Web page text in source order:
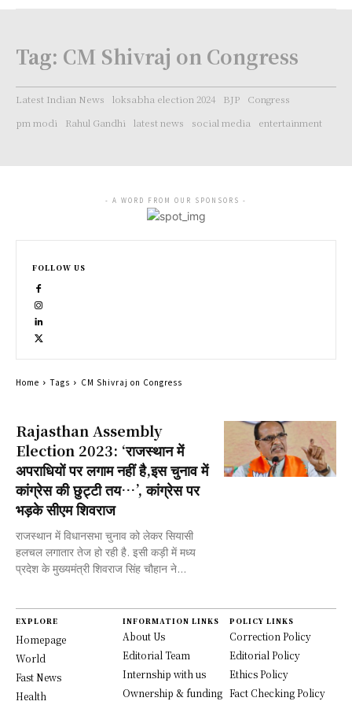
Tag: CM Shivraj on Congress
Latest Indian News loksabha election 2024 BJP
Congress
pm modi
Rahul Gandhi latest news social media entertainment
Rajasthan Assembly
Election 2023: ‘राजस्थान में
अपराधियों पर लगाम नहीं है,इस चुनाव में
कांग्रेस की छुट्टी तय…’, कांग्रेस पर
भड़के सीएम शिवराज
राजस्थान में विधानसभा चुनाव को लेकर सियासी
हलचल लगातार तेज हो रही है. इसी कड़ी में मध्य
प्रदेश के मुख्यमंत्री शिवराज सिंह चौहान ने...
- A WORD FROM OUR SPONSORS -
FOLLOW US
Home Tags CM Shivraj on Congress
EXPLORE
Homepage
World
Fast News
Health
INFORMATION LINKS
About Us
Editorial Team
Internship with us
Ownership & funding
POLICY LINKS
Correction Policy
Editorial Policy
Ethics Policy
Fact Checking Policy